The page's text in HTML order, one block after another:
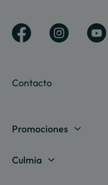
Contacto
Promociones
Culmia